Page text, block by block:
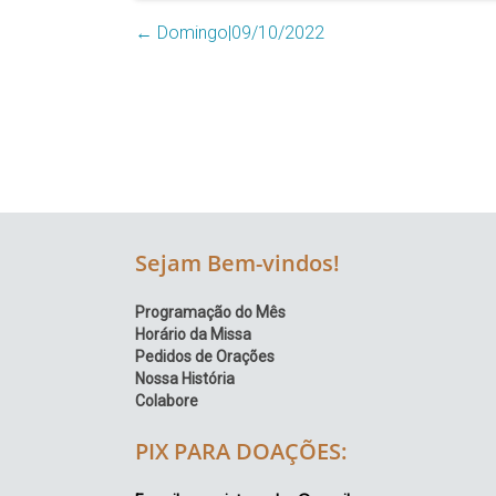
Episcopal
← Domingo|09/10/2022
Sejam Bem-vindos!
Programação do Mês
Horário da Missa
Pedidos de Orações
Nossa História
Colabore
PIX PARA DOAÇÕES: